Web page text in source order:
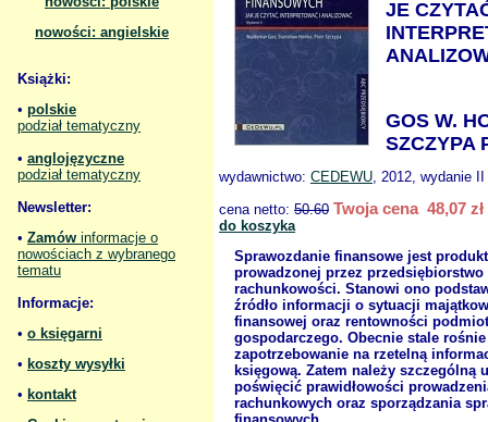
nowości: angielskie
Książki:
• polskie
podział tematyczny
• anglojęzyczne
podział tematyczny
Newsletter:
• Zamów informacje o
nowościach z wybranego
tematu
Informacje:
• o księgarni
• koszty wysyłki
• kontakt
JE
GOS W.
SZCZYPA
wydawnictwo: CEDEWU, 2012, wydanie II
cena netto: 50.60 Twoja cena 48,07 zł
do koszyka
Sprawozdanie finansowe jest
prowadzonej przez przedsiębiorstwo
rachunkowości. Stanowi ono
źródło informacji o sytuacji
finansowej oraz rentowności
gospodarczego. Obecnie stale rośnie
zapotrzebowanie na rzetelną
księgową. Zatem należy szczególną
poświęcić prawidłowości
rachunkowych oraz sporządzania